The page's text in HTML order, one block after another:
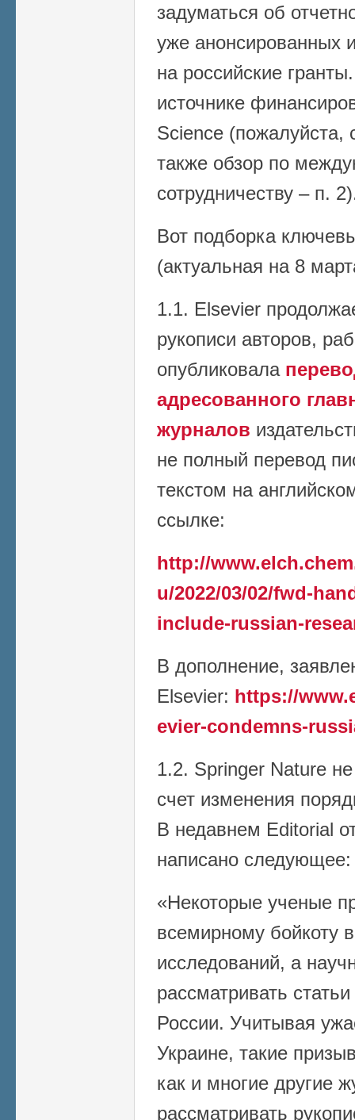
задуматься об
уже анонсированных
на российские
источнике
Science (пожалуйста,
также обзор по
сотрудничеству – п.
Вот подборка
(актуальная на 8
1.1. Elsevier
рукописи авторов,
опубликовала
адресованного
журналов
не полный перевод
текстом на
ссылке:
http://
u/2022/03/02/fwd-
include-russian-
В дополнение,
Elsevier: https://
evier-condemns-
1.2. Springer Nature
счет изменения
В недавнем Editorial
написано следующее:
«Некоторые ученые
всемирному бойкоту
исследований, а
рассматривать
России. Учитывая
Украине, такие
как и многие другие
рассматривать